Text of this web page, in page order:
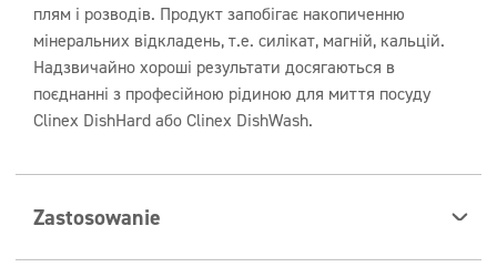
плям і розводів. Продукт запобігає накопиченню
мінеральних відкладень, т.е. силікат, магній, кальцій.
Надзвичайно хороші результати досягаються в
поєднанні з професійною рідиною для миття посуду
Clinex DishHard або Clinex DishWash.
Zastosowanie